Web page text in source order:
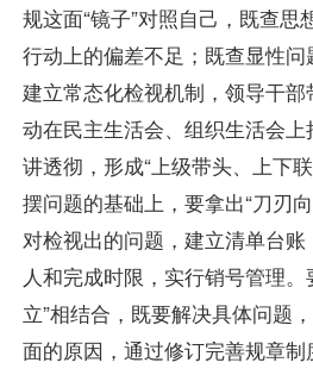
规这面“镜子”对照自己，既查思
行动上的偏差不足；既查显性
建立常态化检视机制，领导干
动在民主生活会、组织生活会
讲透彻，形成“上级带头、上下
摆问题的基础上，要拿出“刀刃向
对检视出的问题，建立清单台
人和完成时限，实行销号管理。
立”相结合，既要解决具体问题
面的原因，通过修订完善规章